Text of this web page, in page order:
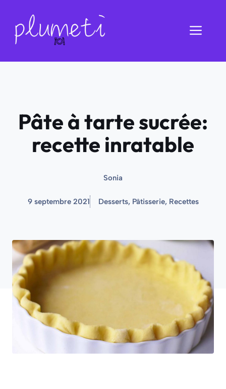
contenu
Pâte à tarte sucrée:
recette inratable
Sonia
9 septembre 2021 Desserts, Pâtisserie, Recettes